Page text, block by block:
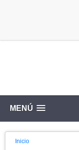
MENÚ
Inicio